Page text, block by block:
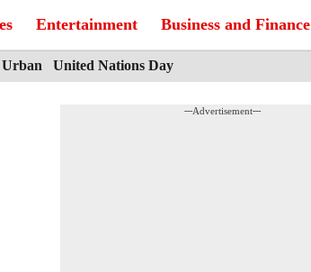
Entertainment Business and Finance
United Nations Day
---Advertisement---